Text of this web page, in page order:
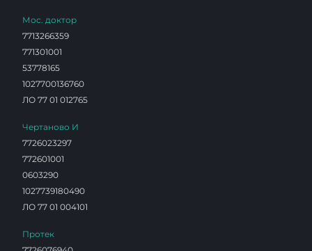
Мос. доктор
7713266359
771301001
53778165
1027700136760
ЛО 77 01 012765
Чертаново И
7726023297
772601001
0603290
1027739180490
ЛО 77 01 004101
Протек